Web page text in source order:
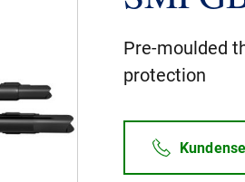
Pre-moulded
protection